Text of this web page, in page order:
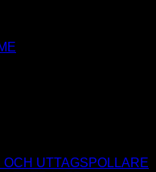
OCH UTTAGSPOLLARE